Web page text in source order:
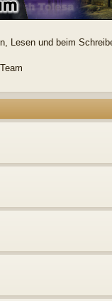
Lesen und beim